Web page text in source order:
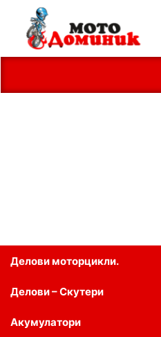
Делови моторцикли.
Делови – Скутери
Акумулатори